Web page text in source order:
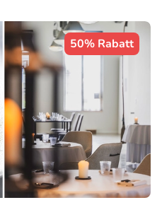
50% Rabatt